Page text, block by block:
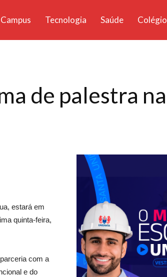
Campus Tecnologia Saúde Colégio
de palestra na
estará em
quinta-feira,
com a
e do